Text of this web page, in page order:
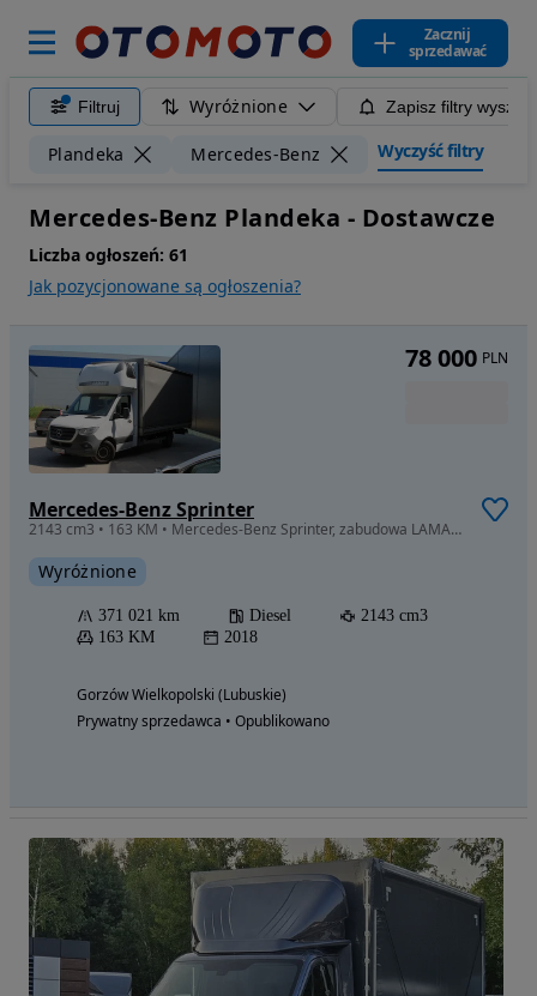
Zacznij
sprzedawać
Filtruj Wyróżnione Zapisz filtry
Plandeka Mercedes-Benz Wyczyść filtry
Mercedes-Benz Plandeka - Dostawcze
Liczba ogłoszeń: 61
Jak pozycjonowane są ogłoszenia?
Mercedes-Benz Sprinter
2143 cm3 • 163 KM • Mercedes-Benz Sprinter, zabudowa LAMAR, plandeka FV23
Wyróżnione
371 021 km Diesel
2143 cm3
163 KM
2018
Gorzów Wielkopolski (Lubuskie)
Prywatny sprzedawca • Opublikowano
78 000 PLN